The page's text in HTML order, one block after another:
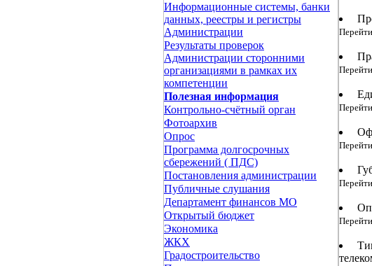
Информационные системы, банки
данных, реестры и регистры
Администрации
Результаты проверок
Администрации сторонними
организациями в рамках их
компетенции
Полезная информация
Контрольно-счётный орган
Фотоархив
Опрос
Программа долгосрочных
сбережений ( ПДС)
Постановления администрации
Публичные слушания
Департамент финансов МО
Открытый бюджет
Экономика
ЖКХ
Градостроительство